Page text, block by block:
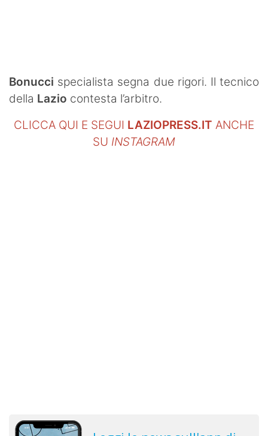
SHOP LAZIO
Contatti
Bonucci specialista segna due rigori. Il tecnico
della Lazio contesta l’arbitro.
CLICCA QUI E SEGUI LAZIOPRESS.IT ANCHE
SU INSTAGRAM